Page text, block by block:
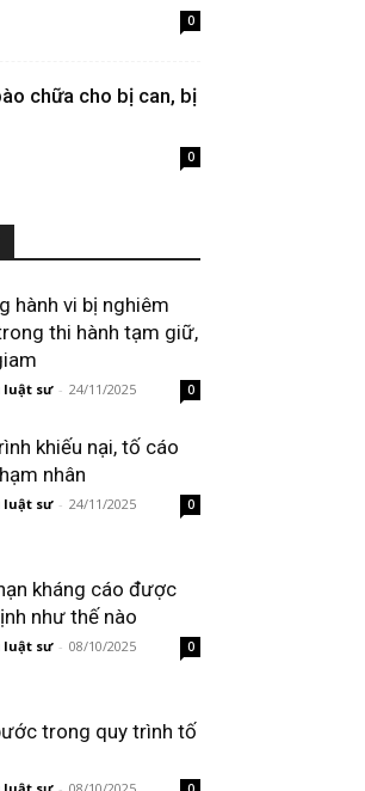
0
chữa cho bị can, bị
0
hành vi bị nghiêm
thi hành tạm giữ,
luật sư - 24/11/2025 0
khiếu nại, tố cáo
nhân
luật sư - 24/11/2025 0
kháng cáo được
như thế nào
luật sư - 08/10/2025 0
trong quy trình tố